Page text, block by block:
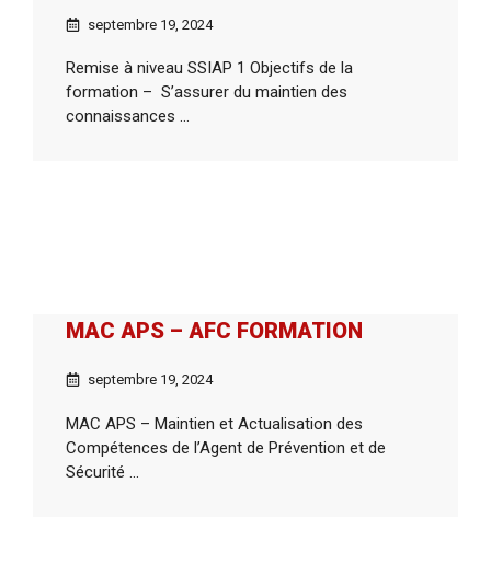
septembre 19, 2024
Remise à niveau SSIAP 1 Objectifs de la
formation – S’assurer du maintien des
connaissances ...
MAC APS – AFC FORMATION
septembre 19, 2024
MAC APS – Maintien et Actualisation des
Compétences de l’Agent de Prévention et de
Sécurité ...